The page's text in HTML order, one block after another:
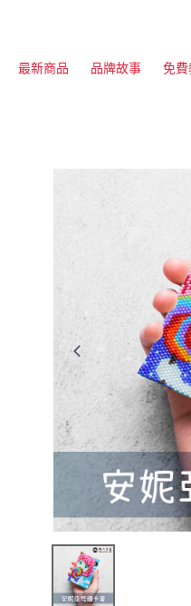
最新商品 品牌故事 免費